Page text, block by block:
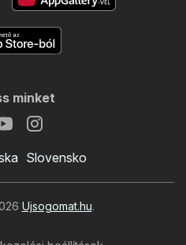
minket
Slovensko
Ujsogomat.hu.